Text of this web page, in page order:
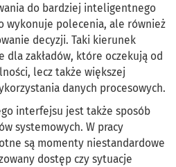
do bardziej inteligentnego
wykonuje polecenia, ale również
decyzji. Taki kierunek
dla zakładów, które oczekują od
lecz także większej
danych procesowych.
interfejsu jest także sposób
systemowych. W pracy
są momenty niestandardowe
dostęp czy sytuacje